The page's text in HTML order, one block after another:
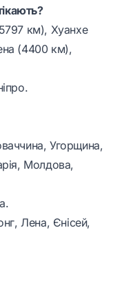
км), Хуанхе
(4400 км),
Угорщина,
Молдова,
Лена, Єнісей,